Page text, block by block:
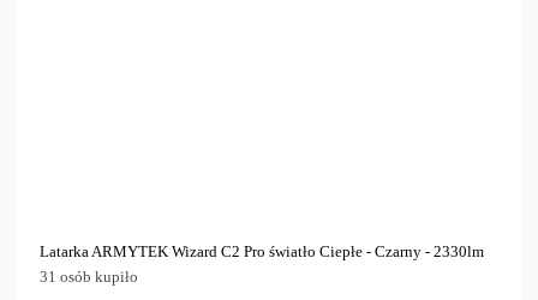
Latarka ARMYTEK Wizard C2 Pro światło Ciepłe - Czarny - 2330lm
31 osób kupiło